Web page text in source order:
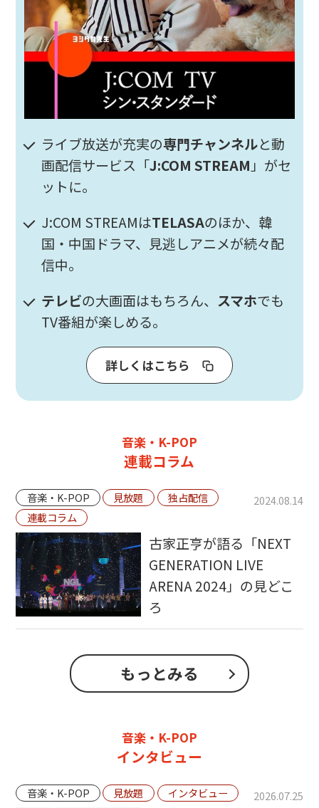
ライブ放送が充実の専門チャンネルと動
画配信サービス「J:COM STREAM」がセ
ットに。
J:COM STREAMはTELASAのほか、韓
国・中国ドラマ、見逃しアニメが続々配
信中。
テレビの大画面はもちろん、 スマホでも
TV番組が楽しめる。
詳しくはこちら
音楽・K-POP
連載コラム
音楽・K-POP 見放題
独占配信
連載コラム
2024.08.14
古家正亨が語る「NEXT
GENERATION LIVE
ARENA 2024」の見どこ
ろ
もっとみる
音楽・K-POP
インタビュー
音楽・K-POP 見放題 インタビュー 2026.07.25